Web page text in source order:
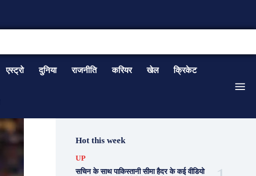
एस्ट्रो दुनिया राजनीति करियर खेल क्रिकेट
Hot this week
UP
सचिन के साथ पाकिस्तानी सीमा हैदर के कई वीडियो